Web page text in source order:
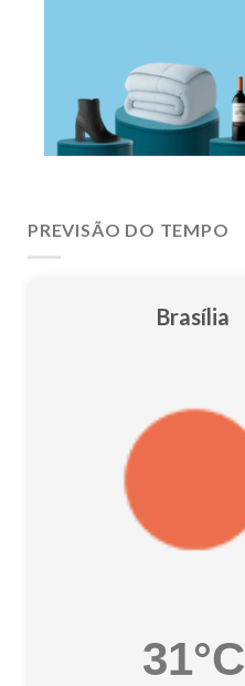
PREVISÃO DO TEMPO
Brasília
31°C